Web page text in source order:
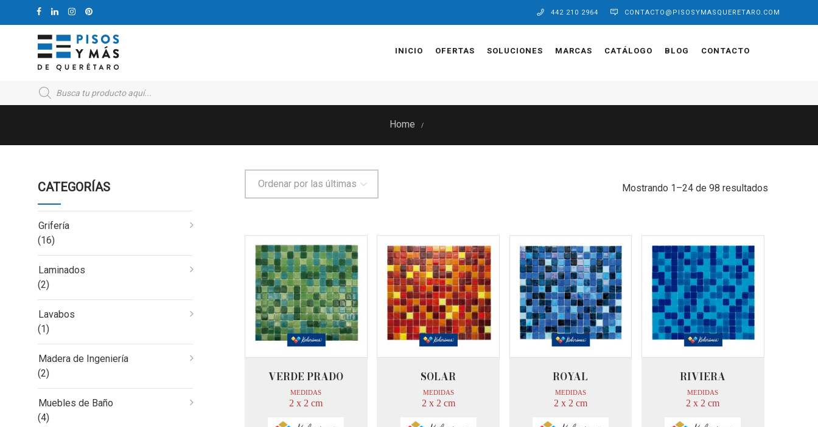
442 210 2964 CONTACTO@PISOSYMASQUERETARO.COM
INICIO OFERTAS SOLUCIONES MARCAS CATÁLOGO BLOG CONTACTO
Products
search
Home /
CATEGORÍAS
Grifería
(16)
Laminados
(2)
Lavabos
(1)
Madera de Ingeniería
(2)
Muebles de Baño
(4)
Mostrando 1–24 de 98 resultados
Ordenar por las últimas
VERDE PRADO
MEDIDAS
2 x 2 cm
SOLAR
MEDIDAS
2 x 2 cm
ROYAL
MEDIDAS
2 x 2 cm
RIVIERA
MEDIDAS
2 x 2 cm